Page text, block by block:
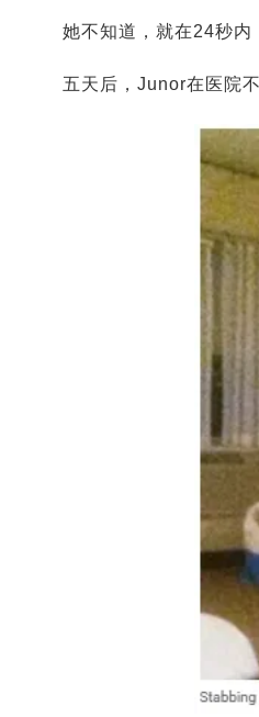
她不知道，就在24秒内
五天后，Junor在医院